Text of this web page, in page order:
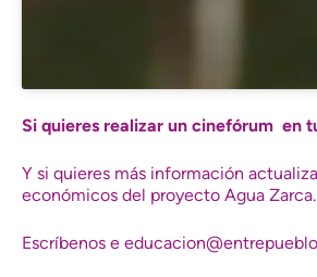
Si quieres realizar un cinefórum en
Y si quieres más información
económicos del proyecto Agua Zarca.
Escríbenos e